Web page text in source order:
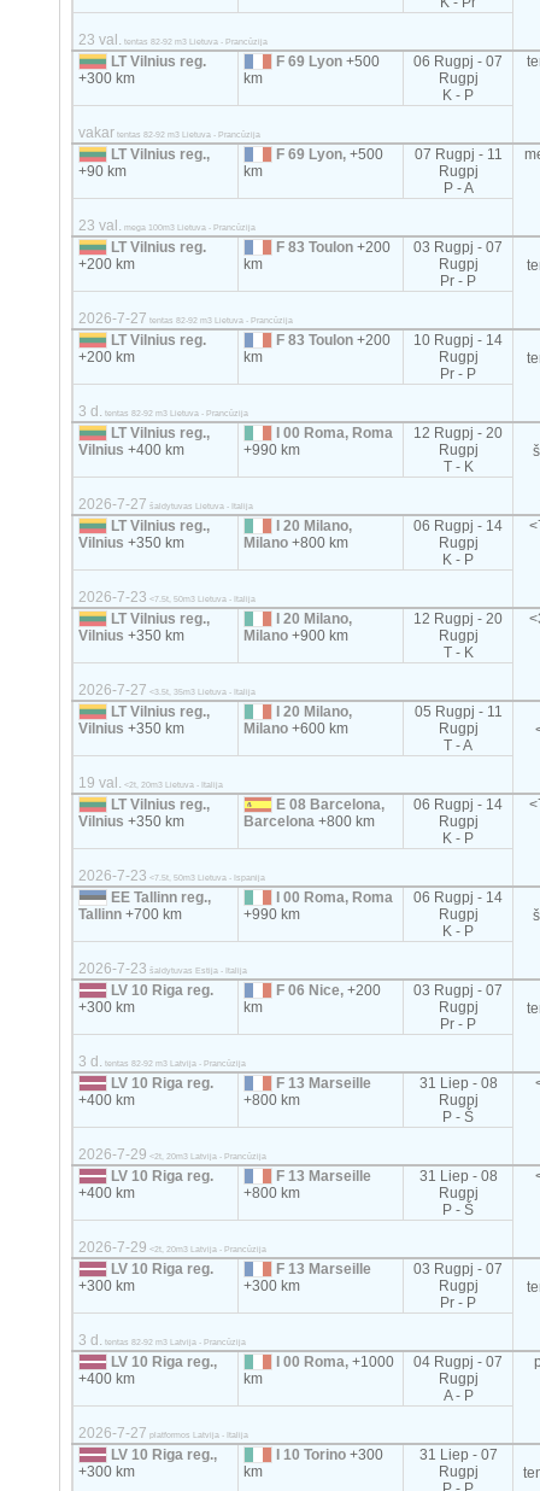
23 val. tentas 82-92 m3 Lietuva - Prancūzija
LT Vilnius reg.
+300 km
F 69 Lyon+500
km
06 Rugpj - 07
Rugpj
K - P
vakar tentas 82-92 m3 Lietuva - Prancūzija
LT Vilnius reg.,
+90 km
F 69 Lyon,+500
km
07 Rugpj - 11
Rugpj
P - A
23 val. mega 100m3 Lietuva - Prancūzija
LT Vilnius reg.
+200 km
F 83 Toulon+200
km
03 Rugpj - 07
Rugpj
Pr - P
2026-7-27 tentas 82-92 m3 Lietuva - Prancūzija
LT Vilnius reg.
+200 km
F 83 Toulon+200
km
10 Rugpj - 14
Rugpj
Pr - P
3 d. tentas 82-92 m3 Lietuva - Prancūzija
LT Vilnius reg.,
Vilnius+400 km
I 00 Roma, Roma
+990 km
12 Rugpj - 20
Rugpj
T - K
2026-7-27 šaldytuvas Lietuva - Italija
LT Vilnius reg.,
Vilnius+350 km
I 20 Milano,
Milano+800 km
06 Rugpj - 14
Rugpj
K - P
2026-7-23 <7.5t, 50m3 Lietuva - Italija
LT Vilnius reg.,
Vilnius+350 km
I 20 Milano,
Milano+900 km
12 Rugpj - 20
Rugpj
T - K
2026-7-27 <3.5t, 35m3 Lietuva - Italija
LT Vilnius reg.,
Vilnius+350 km
I 20 Milano,
Milano+600 km
05 Rugpj - 11
Rugpj
T - A
19 val. <2t, 20m3 Lietuva - Italija
LT Vilnius reg.,
Vilnius+350 km
E 08 Barcelona,
Barcelona+800 km
06 Rugpj - 14
Rugpj
K - P
2026-7-23 <7.5t, 50m3 Lietuva - Ispanija
EE Tallinn reg.,
Tallinn+700 km
I 00 Roma, Roma
+990 km
06 Rugpj - 14
Rugpj
K - P
2026-7-23 šaldytuvas Estija - Italija
LV 10 Riga reg.
+300 km
F 06 Nice,+200
km
03 Rugpj - 07
Rugpj
Pr - P
3 d. tentas 82-92 m3 Latvija - Prancūzija
LV 10 Riga reg.
+400 km
F 13 Marseille
+800 km
31 Liep - 08
Rugpj
P - Š
2026-7-29 <2t, 20m3 Latvija - Prancūzija
LV 10 Riga reg.
+400 km
F 13 Marseille
+800 km
31 Liep - 08
Rugpj
P - Š
2026-7-29 <2t, 20m3 Latvija - Prancūzija
LV 10 Riga reg.
+300 km
F 13 Marseille
+300 km
03 Rugpj - 07
Rugpj
Pr - P
3 d. tentas 82-92 m3 Latvija - Prancūzija
LV 10 Riga reg.,
+400 km
I 00 Roma,+1000
km
04 Rugpj - 07
Rugpj
A - P
2026-7-27 platformos Latvija - Italija
LV 10 Riga reg.,
+300 km
I 10 Torino+300
km
31 Liep - 07
Rugpj